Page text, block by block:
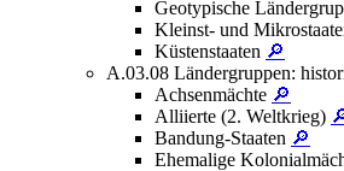
Geotypische
Kleinst- und
Küstenstaaten 🔎
A.03.08 Ländergruppen:
Achsenmächte 🔎
Alliierte (2. Weltkrieg)
Bandung-Staaten 🔎
Ehemalige